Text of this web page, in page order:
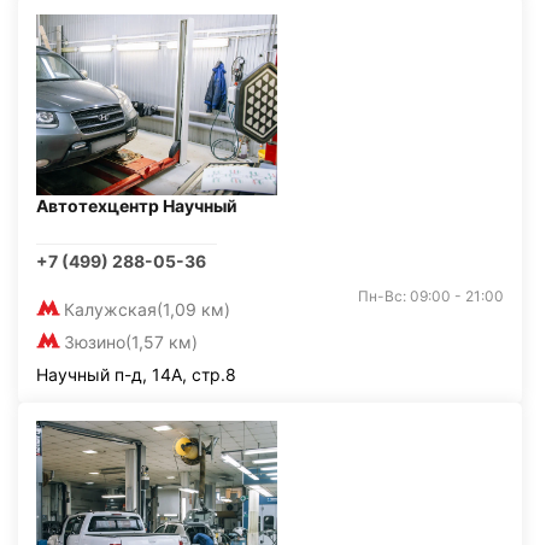
Автотехцентр Научный
+7 (499) 288-05-36
Калужская(1,09 км)
Зюзино(1,57 км)
Пн-Вс: 09:00 - 21:00
Научный п-д, 14А, стр.8